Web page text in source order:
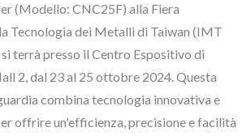
(Modello: CNC25F) alla Fiera
Tecnologia dei Metalli di Taiwan (IMT
terrà presso il Centro Espositivo di
2, dal 23 al 25 ottobre 2024. Questa
combina tecnologia innovativa e
offrire un'efficienza, precisione e facilità